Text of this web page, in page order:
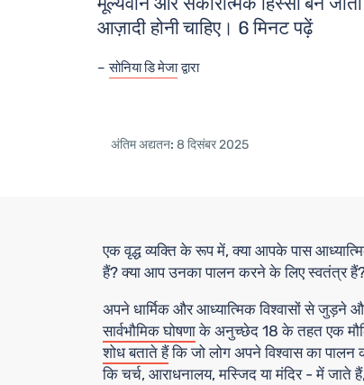
आज़ादी होनी चाहिए। 6 मिनट पढ़ें
सोनिया डि मेजाद्वारा
अंतिम अद्यतन: 8 दिसंबर 2025
एक वृद्ध व्यक्ति के रूप में, क्या आपके पास
हैं? क्या आप उनका पालन करने के लिए स्वतंत्र
अपने धार्मिक और आध्यात्मिक विश्वासों से जुड़ने
सार्वभौमिक घोषणाके अनुच्छेद 18 के तहत एक
शोध बताते हैंकि जो लोग अपने विश्वास का
कि चर्च, आराधनालय, मस्जिद या मंदिर - में